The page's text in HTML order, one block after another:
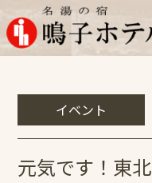
イベント
元気です！東北